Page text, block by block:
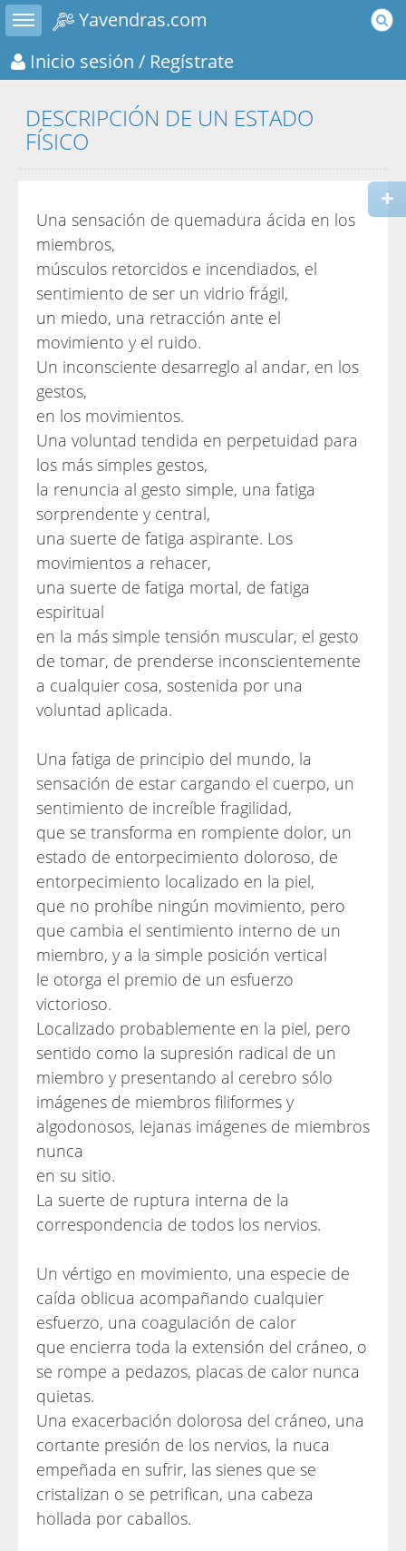
Toggle sidebar
Yavendras.com
Inicio sesión / Regístrate
DESCRIPCIÓN DE UN ESTADO
FÍSICO
Una sensación de quemadura ácida en los
miembros,
músculos retorcidos e incendiados, el
sentimiento de ser un vidrio frágil,
un miedo, una retracción ante el
movimiento y el ruido.
Un inconsciente desarreglo al andar, en los
gestos,
en los movimientos.
Una voluntad tendida en perpetuidad para
los más simples gestos,
la renuncia al gesto simple, una fatiga
sorprendente y central,
una suerte de fatiga aspirante. Los
movimientos a rehacer,
una suerte de fatiga mortal, de fatiga
espiritual
en la más simple tensión muscular, el gesto
de tomar, de prenderse inconscientemente
a cualquier cosa, sostenida por una
voluntad aplicada.
Una fatiga de principio del mundo, la
sensación de estar cargando el cuerpo, un
sentimiento de increíble fragilidad,
que se transforma en rompiente dolor, un
estado de entorpecimiento doloroso, de
entorpecimiento localizado en la piel,
que no prohíbe ningún movimiento, pero
que cambia el sentimiento interno de un
miembro, y a la simple posición vertical
le otorga el premio de un esfuerzo
victorioso.
Localizado probablemente en la piel, pero
sentido como la supresión radical de un
miembro y presentando al cerebro sólo
imágenes de miembros filiformes y
algodonosos, lejanas imágenes de miembros
nunca
en su sitio.
La suerte de ruptura interna de la
correspondencia de todos los nervios.
Un vértigo en movimiento, una especie de
caída oblicua acompañando cualquier
esfuerzo, una coagulación de calor
que encierra toda la extensión del cráneo, o
se rompe a pedazos, placas de calor nunca
quietas.
Una exacerbación dolorosa del cráneo, una
cortante presión de los nervios, la nuca
empeñada en sufrir, las sienes que se
cristalizan o se petrifican, una cabeza
hollada por caballos.